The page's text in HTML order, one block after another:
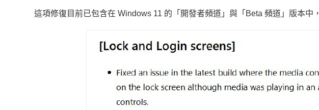
這項修復目前已包含在 Windows 11 的「開發者頻道」與「Beta 頻道」版本中，